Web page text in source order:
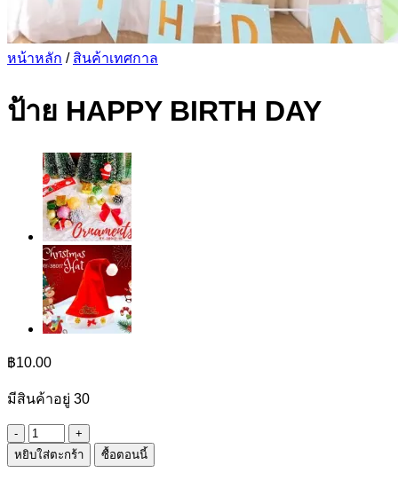
หน้าหลัก / สินค้าเทศกาล
ป้าย HAPPY BIRTH DAY
฿10.00
มีสินค้าอยู่ 30
จำนวน
ป้าย
หยิบใส่ตะกร้า ซื้อตอนนี้